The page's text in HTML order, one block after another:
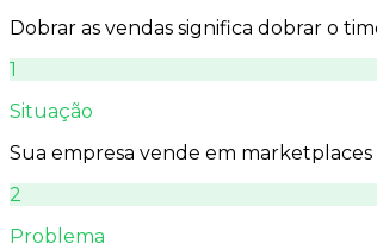
Dobrar as vendas significa dobrar o
1
Situação
Sua empresa vende em
2
Problema